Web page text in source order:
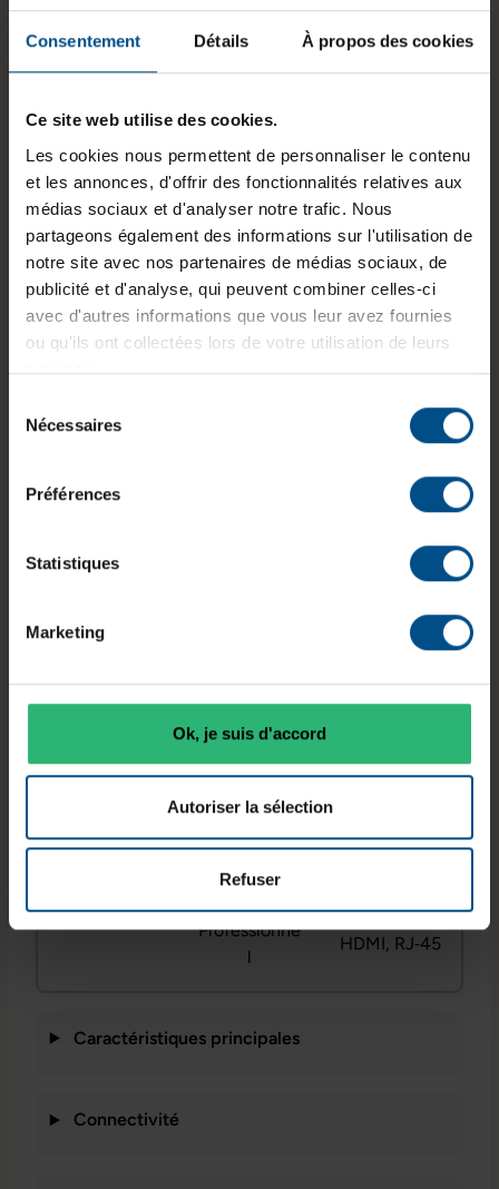
Consentement Détails À propos des cookies
Ce site web utilise des cookies.
Les cookies nous permettent de personnaliser le contenu
et les annonces, d'offrir des fonctionnalités relatives aux
médias sociaux et d'analyser notre trafic. Nous
partageons également des informations sur l'utilisation de
notre site avec nos partenaires de médias sociaux, de
publicité et d'analyse, qui peuvent combiner celles-ci
avec d'autres informations que vous leur avez fournies
ou qu'ils ont collectées lors de votre utilisation de leurs
services.
Nécessaires
Préférences
Statistiques
Marketing
Ok, je suis d'accord
Autoriser la sélection
Refuser
Informations sur le produit
Le HP EliteBook 840 G6 est un ordinateur
portable professionnel conçu pour une utilisation
16 Go de mémoire vive et d’un stockage SSD
NVMe de 500 Go, il permet une exécution fluide
des applications bureautiques et du multitâche.
Son écran 14 pouces Full HD antireflet assure un
travail.
Diagonale
écran
Processeur
Intel Core
i5‑8365U
Mémoire
vive
NVMe
d’exploitatio
n
Professionne
l
Connectiqu
Thunderbolt,
HDMI, RJ‑45
Caractéristiques principales
Connectivité
GTIN/EAN : 3701157159180
Dimensions (L x l x H) :
234,3 x 326 x 17,9
Poids : 1,48 kg